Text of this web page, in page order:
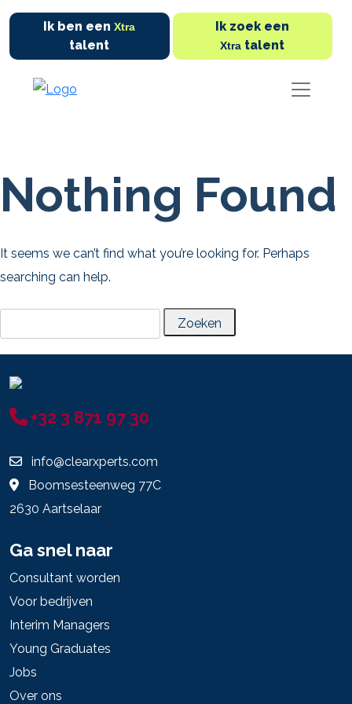
Ik ben eenXtra
talent
Ik zoek een
Xtra talent
Nothing Found
It seems we can’t find what you’re looking for. Perhaps
searching can help.
naar:
+32 3 871 97 30
info@clearxperts.com
Boomsesteenweg 77C
2630 Aartselaar
Ga snel naar
Consultant worden
Voor bedrijven
Interim Managers
Young Graduates
Jobs
Over ons